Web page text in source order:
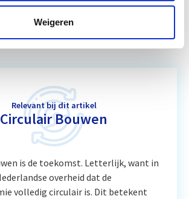
Weigeren
Handhaving Start wo 11
Relevant bij dit artikel
Circulair Bouwen
is de toekomst. Letterlijk, want in
overheid dat de
volledig circulair is. Dit betekent